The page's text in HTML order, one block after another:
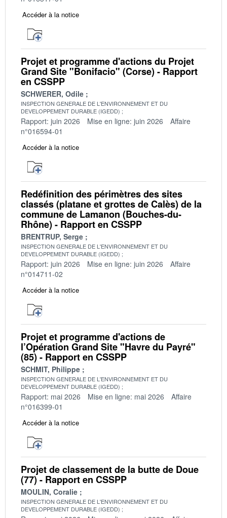
Accéder à la notice
Projet et programme d'actions du Projet
Grand Site "Bonifacio" (Corse) - Rapport
en CSSPP
SCHWERER, Odile
INSPECTION GENERALE DE L'ENVIRONNEMENT ET DU
DEVELOPPEMENT DURABLE (IGEDD)
Rapport: juin 2026 Mise en ligne: juin 2026
Affaire
n°016594-01
Accéder à la notice
Redéfinition des périmètres des sites
classés (platane et grottes de Calès) de la
commune de Lamanon (Bouches-du-
Rhône) - Rapport en CSSPP
BRENTRUP, Serge
INSPECTION GENERALE DE L'ENVIRONNEMENT ET DU
DEVELOPPEMENT DURABLE (IGEDD)
Rapport: juin 2026 Mise en ligne: juin 2026
Affaire
n°014711-02
Accéder à la notice
Projet et programme d'actions de
l’Opération Grand Site "Havre du Payré"
(85) - Rapport en CSSPP
SCHMIT, Philippe
INSPECTION GENERALE DE L'ENVIRONNEMENT ET DU
DEVELOPPEMENT DURABLE (IGEDD)
Rapport: mai 2026 Mise en ligne: mai 2026
Affaire
n°016399-01
Accéder à la notice
Projet de classement de la butte de Doue
(77) - Rapport en CSSPP
MOULIN, Coralie
INSPECTION GENERALE DE L'ENVIRONNEMENT ET DU
DEVELOPPEMENT DURABLE (IGEDD)